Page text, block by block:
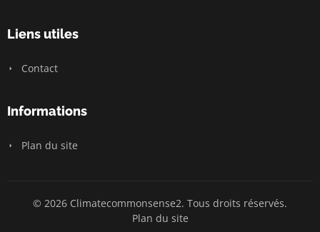
Liens utiles
Contact
Informations
Plan du site
© 2026 Climatecommonsense2. Tous droits réservés.
Plan du site